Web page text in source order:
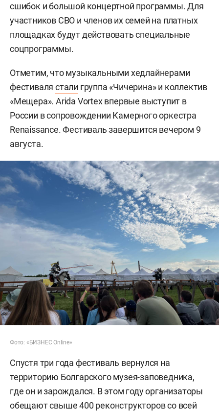
сшибок и большой концертной программы. Для
участников СВО и членов их семей на платных
площадках будут действовать специальные
соцпрограммы.
Отметим, что музыкальными хедлайнерами
фестивалястали группа «Чичерина» и коллектив
«Мещера». Arida Vortex впервые выступит в
России в сопровождении Камерного оркестра
Renaissance. Фестиваль завершится вечером 9
августа.
Фото: «БИЗНЕС Online»
Спустя три года фестиваль вернулся на
территорию Болгарского музея-заповедника,
где он и зарождался. В этом году организаторы
обещают свыше 400 реконструкторов со всей